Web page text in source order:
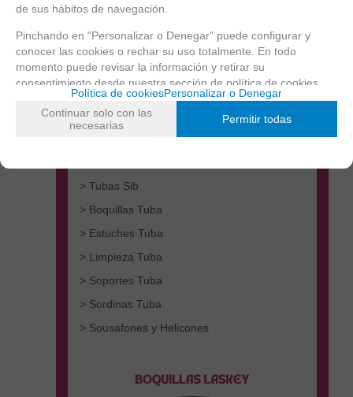
> Tubas Do
> Tubas Sib
> Boquillas Tuba
> Estuches Tuba
> Limpieza Tuba
> Soportes Tuba
> Sordinas Tuba
> Sousafones y Helicones
de sus hábitos de navegación.
Pinchando en "Personalizar o Denegar" puede configurar y
conocer las cookies o rechar su uso totalmente. En todo
momento puede revisar la información y retirar su
consentimiento desde nuestra sección de política de cookies.
Política de cookiesPersonalizar o Denegar
Continuar solo con las
necesarias
Permitir todas